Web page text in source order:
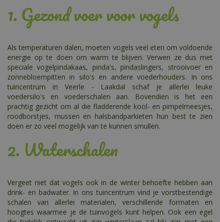
1. Gezond voer voor vogels
Als temperaturen dalen, moeten vogels veel eten om voldoende
energie op te doen om warm te blijven. Verwen ze dus met
speciale vogelpindakaas, pinda's, pindaslingers, strooivoer en
zonnebloempitten in silo's en andere voederhouders. In ons
tuincentrum in Veerle - Laakdal schaf je allerlei leuke
voedersilo's en voederschalen aan. Bovendien is het een
prachtig gezicht om al die fladderende kool- en pimpelmeesjes,
roodborstjes, mussen en halsbandparkieten hun best te zien
doen er zo veel mogelijk van te kunnen smullen.
2. Waterschalen
Vergeet niet dat vogels ook in de winter behoefte hebben aan
drink- en badwater. In ons tuincentrum vind je vorstbestendige
schalen van allerlei materialen, verschillende formaten en
hoogtes waarmee je de tuinvogels kunt helpen. Ook een egel